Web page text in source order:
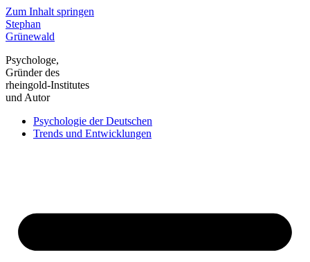
Zum Inhalt springen
Stephan
Grünewald
Psychologe,
Gründer des
rheingold-Institutes
und Autor
Psychologie der Deutschen
Trends und Entwicklungen